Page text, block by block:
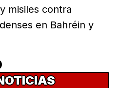
misiles contra
en Bahréin y